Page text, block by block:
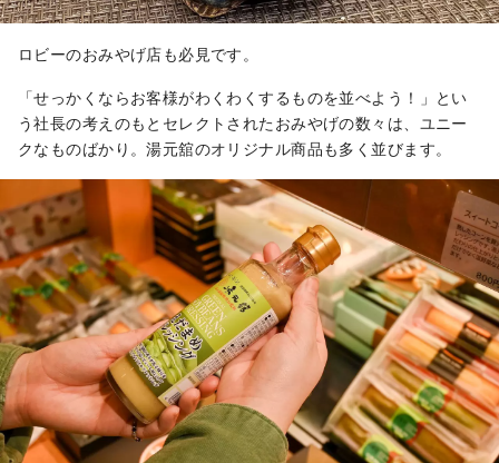
ロビーのおみやげ店も必見です。
「せっかくならお客様がわくわくするものを並べよう！」とい
う社長の考えのもとセレクトされたおみやげの数々は、ユニー
クなものばかり。湯元舘のオリジナル商品も多く並びます。